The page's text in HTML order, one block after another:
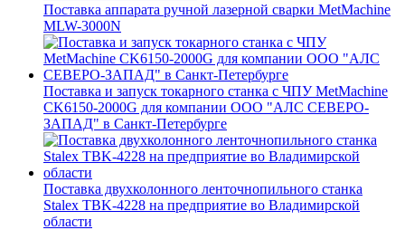
Поставка аппарата ручной лазерной сварки MetMachine
MLW-3000N
Поставка и запуск токарного станка с ЧПУ MetMachine
CK6150-2000G для компании ООО "АЛС СЕВЕРО-
ЗАПАД" в Санкт-Петербурге
Поставка двухколонного ленточнопильного станка
Stalex TBK-4228 на предприятие во Владимирской
области